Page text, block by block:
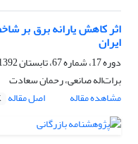
اثر کاهش یارانه برق بر
ایران
دوره 17، شماره 67، تابستان 1392، صفحه
برات‌اله صانعی، رحمان سعادت
مشاهده مقاله
اصل مقاله